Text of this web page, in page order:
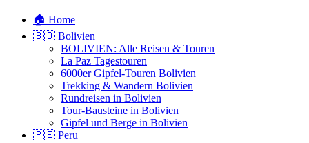
🏠 Home
🇧🇴 Bolivien
BOLIVIEN: Alle Reisen & Touren
La Paz Tagestouren
6000er Gipfel-Touren Bolivien
Trekking & Wandern Bolivien
Rundreisen in Bolivien
Tour-Bausteine in Bolivien
Gipfel und Berge in Bolivien
🇵🇪 Peru